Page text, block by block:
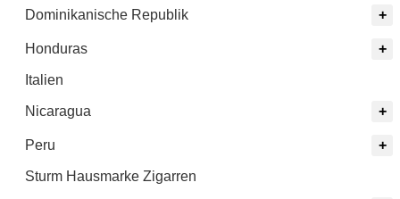
Dominikanische Republik
Honduras
Italien
Nicaragua
Peru
Sturm Hausmarke Zigarren